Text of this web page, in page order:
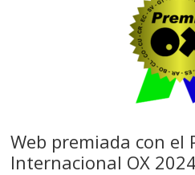
Web premiada con el
Internacional OX